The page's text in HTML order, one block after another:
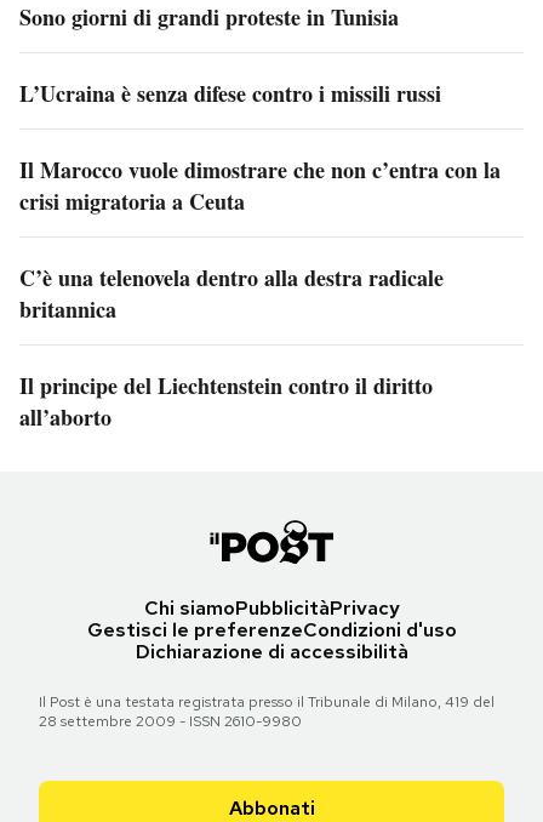
Sono giorni di grandi proteste in Tunisia
L’Ucraina è senza difese contro i missili russi
Il Marocco vuole dimostrare che non c’entra con la
crisi migratoria a Ceuta
C’è una telenovela dentro alla destra radicale
britannica
Il principe del Liechtenstein contro il diritto
all’aborto
Chi siamoPubblicitàPrivacy
Gestisci le preferenzeCondizioni d'uso
Dichiarazione di accessibilità
Il Post è una testata registrata presso il Tribunale di Milano, 419 del
28 settembre 2009 - ISSN 2610-9980
Abbonati